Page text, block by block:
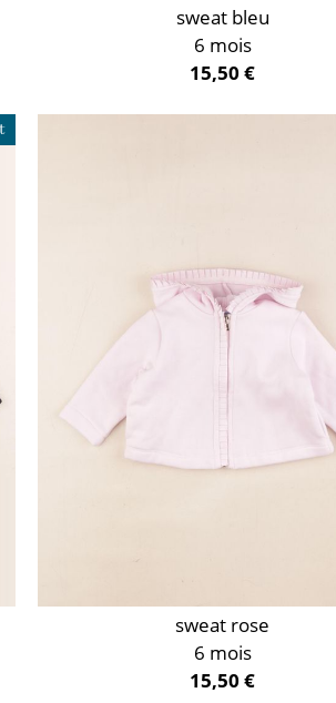
sweat bleu
6 mois
15,50 €
sweat rose
6 mois
15,50 €